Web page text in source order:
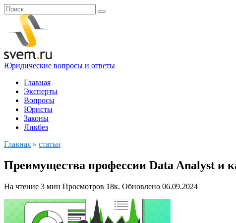
Перейти
к
содержанию
Search
for:
Юридические вопросы и ответы
Главная
Эксперты
Вопросы
Юристы
Законы
Ликбез
Главная » статьи
Преимущества профессии Data Analyst и
На чтение 3 мин Просмотров 18к. Обновлено 06.09.2024